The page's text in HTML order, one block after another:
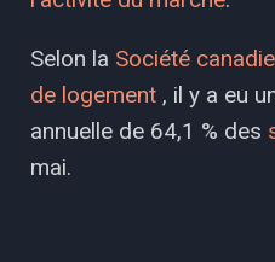
Selon la Société
de logement , il y a eu
annuelle de 64,1 % des
mai.